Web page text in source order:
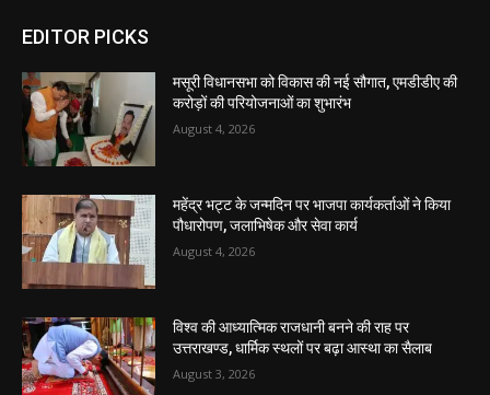
EDITOR PICKS
मसूरी विधानसभा को विकास की नई सौगात, एमडीडीए की
करोड़ों की परियोजनाओं का शुभारंभ
August 4, 2026
महेंद्र भट्ट के जन्मदिन पर भाजपा कार्यकर्ताओं ने किया
पौधारोपण, जलाभिषेक और सेवा कार्य
August 4, 2026
विश्व की आध्यात्मिक राजधानी बनने की राह पर
उत्तराखण्ड, धार्मिक स्थलों पर बढ़ा आस्था का सैलाब
August 3, 2026